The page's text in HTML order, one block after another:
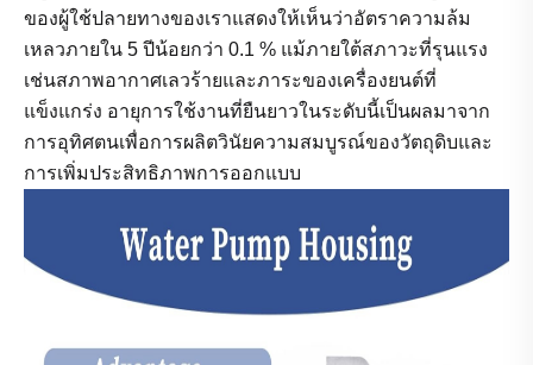
ของผู้ใช้ปลายทางของเราแสดงให้เห็นว่าอัตราความล้ม
เหลวภายใน 5 ปีน้อยกว่า 0.1 % แม้ภายใต้สภาวะที่รุนแรง
เช่นสภาพอากาศเลวร้ายและภาระของเครื่องยนต์ที่
แข็งแกร่ง อายุการใช้งานที่ยืนยาวในระดับนี้เป็นผลมาจาก
การอุทิศตนเพื่อการผลิตวินัยความสมบูรณ์ของวัตถุดิบและ
การเพิ่มประสิทธิภาพการออกแบบ